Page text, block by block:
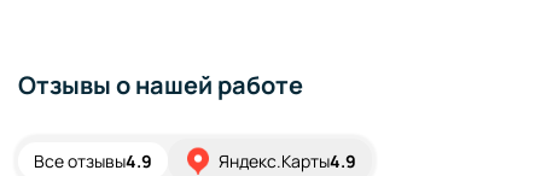
Отзывы о нашей работе
Все отзывы4.9 Яндекс.Карты4.9